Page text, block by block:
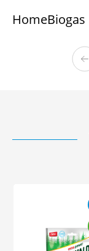
HomeBiogas